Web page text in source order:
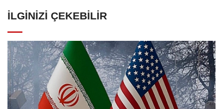
İLGINIZI ÇEKEBILIR